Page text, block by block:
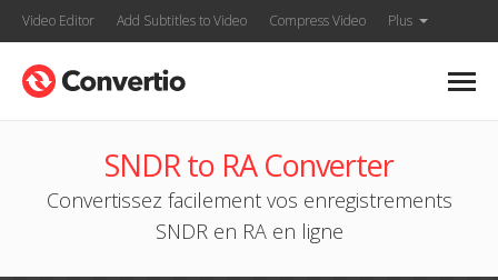
Video Editor Add Subtitles to Video Compress Video Plus
SNDR to RA Converter
Convertissez facilement vos enregistrements
SNDR en RA en ligne